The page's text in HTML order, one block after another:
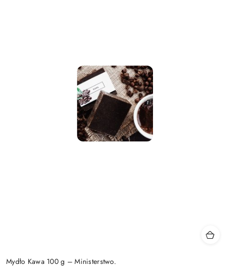
Mydło Kawa 100 g – Ministerstwo.